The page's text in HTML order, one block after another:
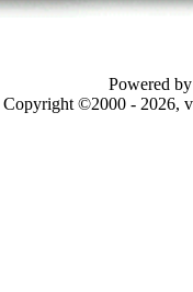
Powered
Copyright ©2000 - 2026,